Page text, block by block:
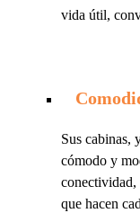
vida útil,
Sus cabinas,
cómodo y
conectividad,
que hacen